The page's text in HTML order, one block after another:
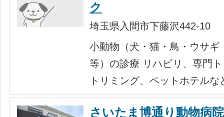
ク
埼玉県入間市下藤沢442-10
小動物（犬・猫・鳥・ウサ
等）の診療 リハビリ、専門
トリミング、ペットホテルな
さいたま博通り動物病院